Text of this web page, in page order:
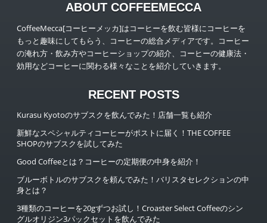
ABOUT COFFEEMECCA
CoffeeMecca[コーヒーメッカ]はコーヒーを飲む皆様にコーヒーを
もっと趣味にしてもらう、コーヒーの総合メディアです。コーヒー
の淹れ方・飲み方やコーヒーショップの紹介、コーヒーの健康法・
効用などコーヒーに関わる様々なことを紹介していきます。
RECENT POSTS
Kurasu Kyotoのサブスクを飲んでみた！店舗一覧も紹介
新鮮なスペシャルティコーヒーがポストに届く！THE COFFEE
SHOPのサブスクを試してみた
Good Coffeeとは？コーヒーの定期便の中身を紹介！
ブルーボトルのサブスクを頼んでみた！バリスタセレクションの中
身とは？
3種類のコーヒーを20gずつお試し！Croaster Select Coffeeのシン
グルオリジン3パックセットを飲んでみた